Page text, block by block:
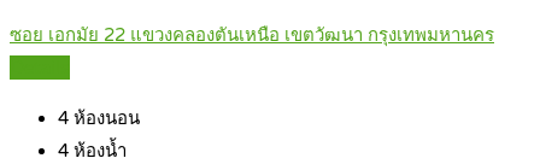
ซอย เอกมัย 22 แขวงคลองตันเหนือ เขตวัฒนา กรุงเทพมหานคร
4 ห้องนอน
4 ห้องน้ำ